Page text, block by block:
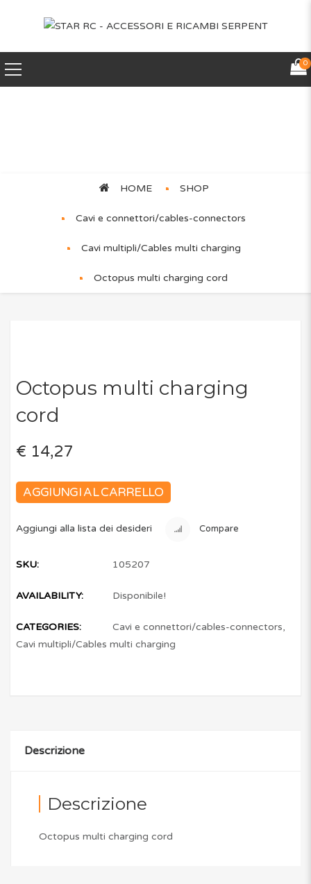
0
HOME SHOP
Cavi e connettori/cables-connectors
Cavi multipli/Cables multi charging
Octopus multi charging cord
Octopus multi charging
cord
€ 14,27
AGGIUNGI AL CARRELLO
Aggiungi alla lista dei desideri Compare
SKU: 105207
AVAILABILITY: Disponibile!
CATEGORIES: Cavi e connettori/cables-connectors,
Cavi multipli/Cables multi charging
Descrizione
Descrizione
Octopus multi charging cord